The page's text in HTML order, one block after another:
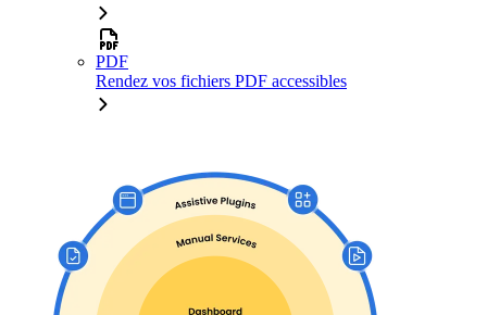
PDF
Rendez vos fichiers PDF accessibles